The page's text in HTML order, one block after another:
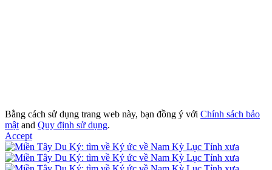
Bằng cách sử dụng trang web này, bạn đồng ý với Chính sách bảo
mật and Quy định sử dụng.
Accept